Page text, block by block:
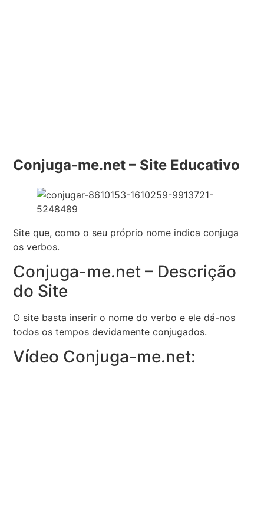
Conjuga-me.net – Site Educativo
Site que, como o seu próprio nome indica conjuga
os verbos.
Conjuga-me.net – Descrição
do Site
O site basta inserir o nome do verbo e ele dá-nos
todos os tempos devidamente conjugados.
Vídeo Conjuga-me.net: